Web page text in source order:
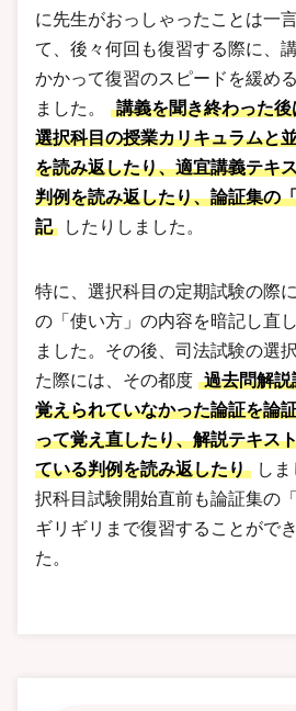
に先生がおっしゃったことは一
て、後々何回も復習する際に、
かかって復習のスピードを緩め
ました。
講義を聞き終わった
選択科目の授業カリキュラムと
を読み返したり、適宜講義テキ
判例を読み返したり、論証集の
記
したりしました。
特に、選択科目の定期試験の際
の「使い方」の内容を暗記し直
ました。その後、司法試験の選
た際には、その都度 過去問解
覚えられていなかった論証を論
って覚え直したり、解説テキス
ている判例を読み返したり
し
択科目試験開始直前も論証集の
ギリギリまで復習することがで
た。